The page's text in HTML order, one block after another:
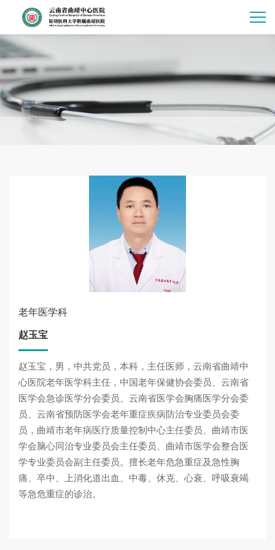
老年医学科
赵玉宝
赵玉宝，男，中共党员，本科，主任医师，云南省曲靖中
心医院老年医学科主任，中国老年保健协会委员、云南省
医学会急诊医学分会委员、云南省医学会胸痛医学分会委
员、云南省预防医学会老年重症疾病防治专业委员会委
员，曲靖市老年病医疗质量控制中心主任委员、曲靖市医
学会脑心同治专业委员会主任委员、曲靖市医学会整合医
学专业委员会副主任委员。擅长老年危急重症及急性胸
痛、卒中、上消化道出血、中毒、休克、心衰、呼吸衰竭
等急危重症的诊治。